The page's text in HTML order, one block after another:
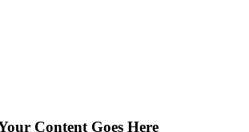
Content Goes Here